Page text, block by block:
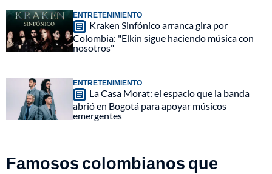
ENTRETENIMIENTO
Kraken Sinfónico arranca gira por
Colombia: "Elkin sigue haciendo música con
nosotros"
ENTRETENIMIENTO
La Casa Morat: el espacio que la banda
abrió en Bogotá para apoyar músicos
emergentes
Famosos colombianos que